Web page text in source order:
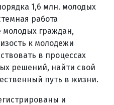
1,6 млн. молодых
работа
молодых граждан,
к молодежи
в процессах
решений, найти свой
путь в жизни.
и